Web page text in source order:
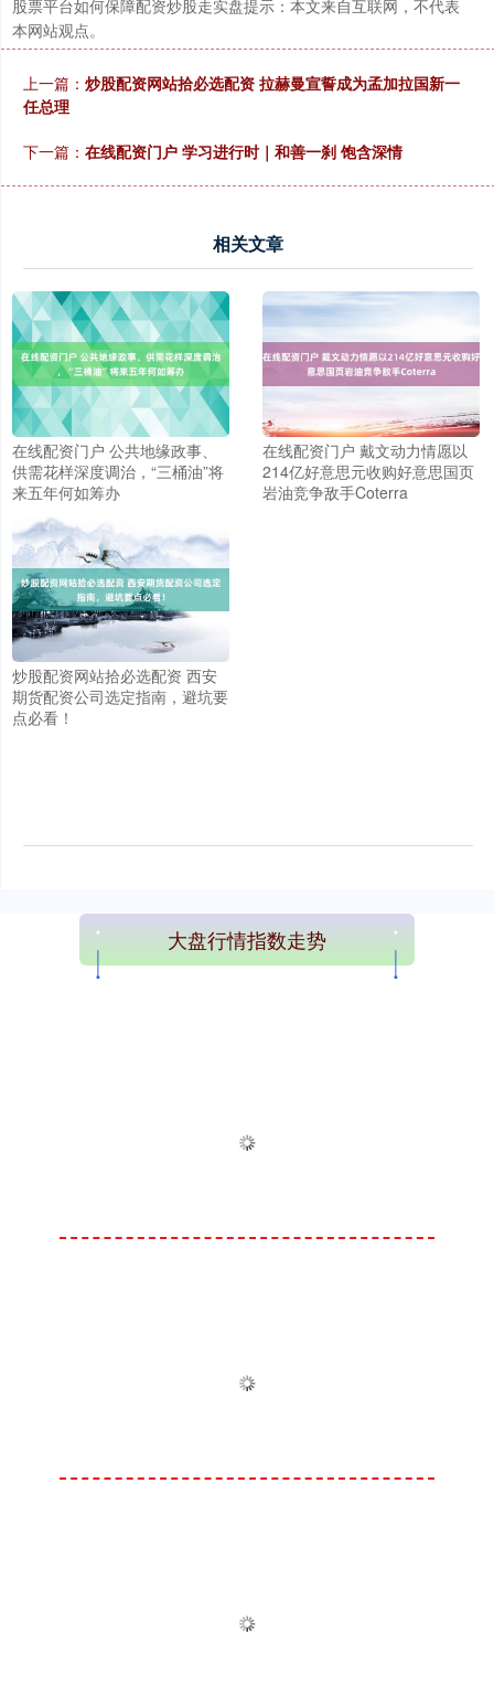
股票平台如何保障配资炒股走实盘提示：本文来自互联网，不代表
本网站观点。
上一篇： 炒股配资网站拾必选配资 拉赫曼宣誓成为孟加拉国新一
任总理
下一篇： 在线配资门户 学习进行时｜和善一刹 饱含深情
相关文章
在线配资门户 公共地缘政事、
供需花样深度调治，“三桶油”将
来五年何如筹办
在线配资门户 戴文动力情愿以
214亿好意思元收购好意思国页
岩油竞争敌手Coterra
炒股配资网站拾必选配资 西安
期货配资公司选定指南，避坑要
点必看！
大盘行情指数走势